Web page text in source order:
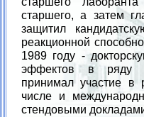
старшего, а затем
защитил
реакционной
1989 году -
эффектов в ряду
принимал участие в
числе и
стендовыми